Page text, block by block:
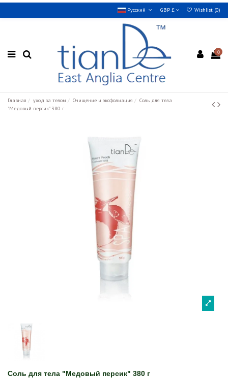
Русский GBP £ Wishlist (0)
0
Главная уход за телом Oчищение и эксфолиация
Соль для тела
"Медовый персик" 380 г
Соль для тела "Медовый персик" 380 г